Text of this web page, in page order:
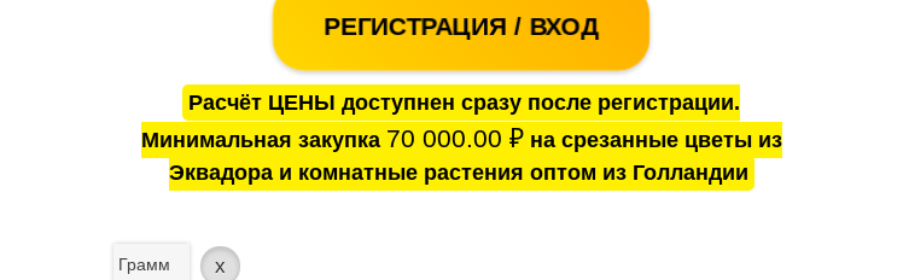
РЕГИСТРАЦИЯ / ВХОД
Расчёт ЦЕНЫ доступнен сразу после регистрации.
Минимальная закупка 70 000.00 ₽на срезанные цветы из
Эквадора и комнатные растения оптом из Голландии
Грамм x